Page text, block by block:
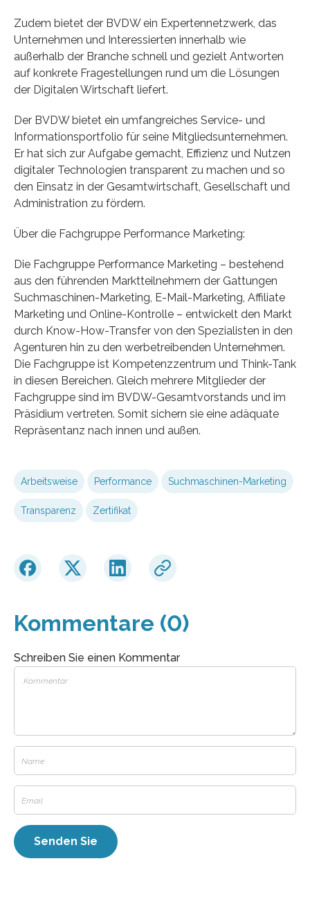
Zudem bietet der BVDW ein Expertennetzwerk, das
Unternehmen und Interessierten innerhalb wie
außerhalb der Branche schnell und gezielt Antworten
auf konkrete Fragestellungen rund um die Lösungen
der Digitalen Wirtschaft liefert.
Der BVDW bietet ein umfangreiches Service- und
Informationsportfolio für seine Mitgliedsunternehmen.
Er hat sich zur Aufgabe gemacht, Effizienz und Nutzen
digitaler Technologien transparent zu machen und so
den Einsatz in der Gesamtwirtschaft, Gesellschaft und
Administration zu fördern.
Über die Fachgruppe Performance Marketing:
Die Fachgruppe Performance Marketing – bestehend
aus den führenden Marktteilnehmern der Gattungen
Suchmaschinen-Marketing, E-Mail-Marketing, Affiliate
Marketing und Online-Kontrolle – entwickelt den Markt
durch Know-How-Transfer von den Spezialisten in den
Agenturen hin zu den werbetreibenden Unternehmen.
Die Fachgruppe ist Kompetenzzentrum und Think-Tank
in diesen Bereichen. Gleich mehrere Mitglieder der
Fachgruppe sind im BVDW-Gesamtvorstands und im
Präsidium vertreten. Somit sichern sie eine adäquate
Repräsentanz nach innen und außen.
Arbeitsweise Performance Suchmaschinen-Marketing
Transparenz Zertifikat
Kommentare (0)
Schreiben Sie einen Kommentar